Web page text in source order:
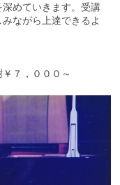
めていきます。受講
ながら上達できるよ
，０００～